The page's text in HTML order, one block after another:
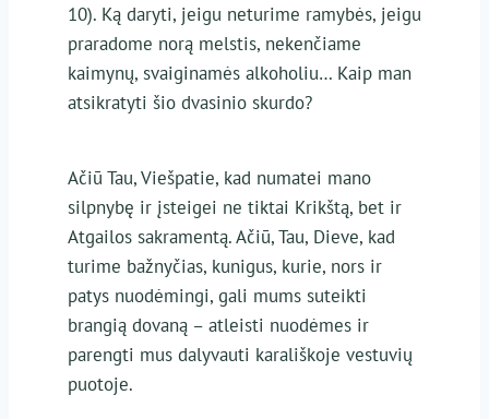
10). Ką daryti, jeigu neturime ramybės, jeigu
praradome norą melstis, nekenčiame
kaimynų, svaiginamės alkoholiu… Kaip man
atsikratyti šio dvasinio skurdo?
Ačiū Tau, Viešpatie, kad numatei mano
silpnybę ir įsteigei ne tiktai Krikštą, bet ir
Atgailos sakramentą. Ačiū, Tau, Dieve, kad
turime bažnyčias, kunigus, kurie, nors ir
patys nuodėmingi, gali mums suteikti
brangią dovaną – atleisti nuodėmes ir
parengti mus dalyvauti karališkoje vestuvių
puotoje.